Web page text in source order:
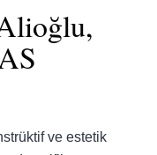
ve estetik